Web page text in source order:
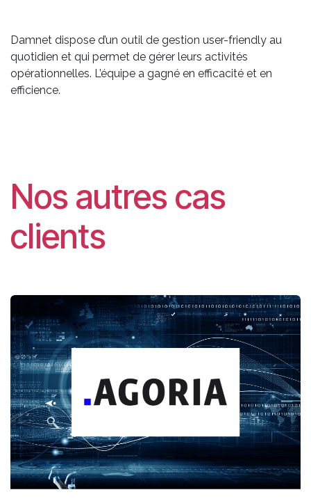
Damnet dispose d’un outil de gestion user-friendly au
quotidien et qui permet de gérer leurs activités
opérationnelles. L’équipe a gagné en efficacité et en
efficience.
Nos autres cas
clients